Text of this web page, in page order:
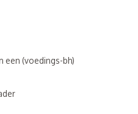
een (voedings-bh)